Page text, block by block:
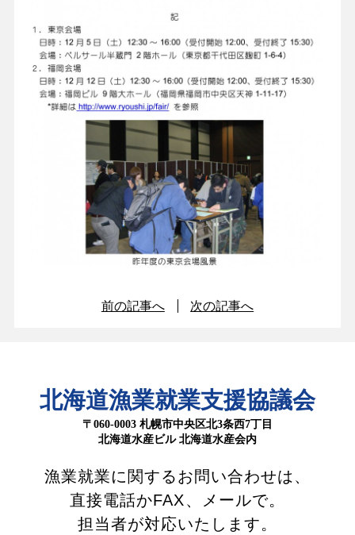
前の記事へ 次の記事へ
北海道漁業就業支援協議会
〒060-0003 札幌市中央区北3条西7丁目
北海道水産ビル 北海道水産会内
漁業就業に関するお問い合わせは、
直接電話かFAX、メールで。
担当者が対応いたします。